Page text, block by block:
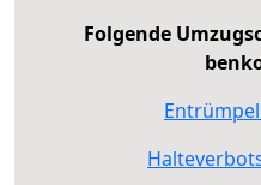
Folgende